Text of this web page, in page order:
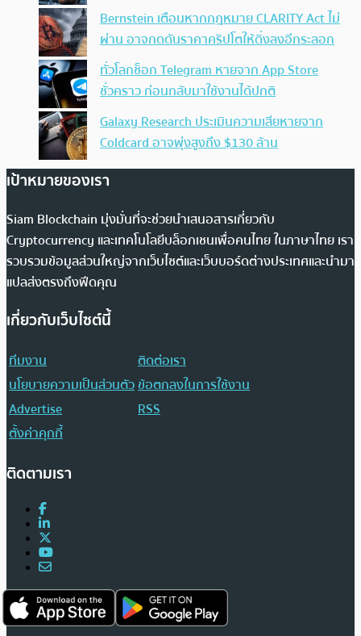
Bernstein เตือนหากกฎหมาย CLARITY Act ไม่
ผ่าน อาจกดดันราคาคริปโตให้ดิ่งลงอีกระลอก
ทั่วโลกช็อก Telegram หายจาก App Store
ชั่วคราว ก่อนกลับมาใช้งานได้ปกติ
Galaxy Research ประเมินความเสียหายจาก
Coldcard อาจพุ่งสูงถึง $130 ล้าน
เป้าหมายของเรา
Siam Blockchain มุ่งมั่นที่จะช่วยนำเสนอสารเกี่ยวกับ
Cryptocurrency และเทคโนโลยีบล็อกเชนเพื่อคนไทย ในภาษาไทย เรา
รวบรวมข้อมูลส่วนใหญ่จากเว็บไซต์และเว็บบอร์ดต่างประเทศและนำมา
แปลส่งตรงถึงฟีดคุณ
เกี่ยวกับเว็บไซต์นี้
ทีมงาน
ติดต่อเรา
นโยบายความเป็นส่วนตัวข้อตกลงในการใช้งาน
Advertise
RSS
ตั้งค่าคุกกี้
ติดตามเรา